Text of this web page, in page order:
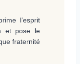
l’esprit
et pose le
fraternité